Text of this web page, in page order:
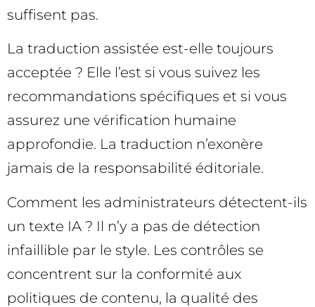
suffisent pas.
La traduction assistée est-elle toujours
acceptée ? Elle l’est si vous suivez les
recommandations spécifiques et si vous
assurez une vérification humaine
approfondie. La traduction n’exonère
jamais de la responsabilité éditoriale.
Comment les administrateurs détectent-ils
un texte IA ? Il n’y a pas de détection
infaillible par le style. Les contrôles se
concentrent sur la conformité aux
politiques de contenu, la qualité des